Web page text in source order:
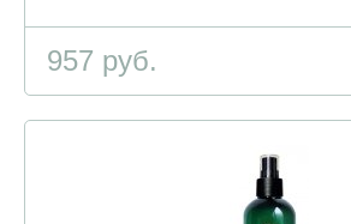
957 руб.